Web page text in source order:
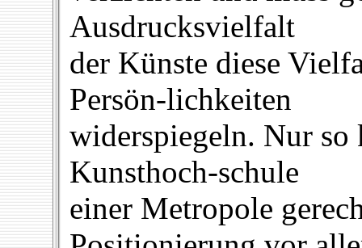
Ausdrucksvielfalt
der Künste diese
Persön-lichkeiten
widerspiegeln. Nur
Kunsthoch-schule
einer Metropole